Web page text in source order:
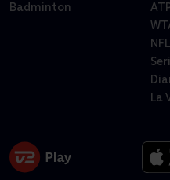
Badminton
NFL
La